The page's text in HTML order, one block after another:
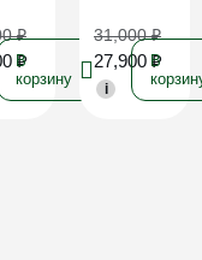
₽
₽
В
корзину
31,000₽
27,900 ₽
i
В